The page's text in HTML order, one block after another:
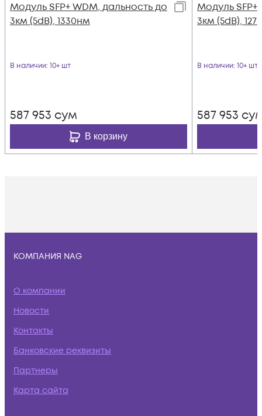
Модуль SFP+ WDM, дальность до
3км (5dB), 1330нм
В наличии: 10+ шт
587 953 сум
В корзину
Модуль SFP+
3км (5dB),
В наличии: 10+ шт
587 953
КОМПАНИЯ NAG
О компании
Новости
Контакты
Банковские реквизиты
Партнеры
Карта сайта